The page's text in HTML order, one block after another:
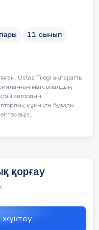
түрлі жағдайларды
— “ЗАҢДЫ”
бұрыш — “ЗАҢСЫЗ”
негіздеу
пен
қорғауға,
сақтауға
және
11 сынып
Ustaz Tilegi ақпаратты
материалдың
автордың
құқықты бұзады
қорғау
жүктеу